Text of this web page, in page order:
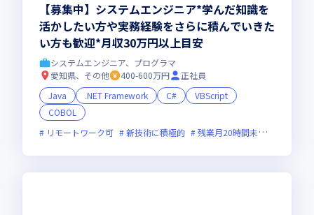
【募集中】システムエンジニア*学んだ知識を
活かしたい方や実務経験をさらに積んでいきた
い方も歓迎*月収30万円以上目安
システムエンジニア、プログラマ
愛知県、その他
400-600万円
正社員
Java
.NET Framework C#
VBScript
COBOL
リモートワーク可
新技術に積極的 残業月20時間未満